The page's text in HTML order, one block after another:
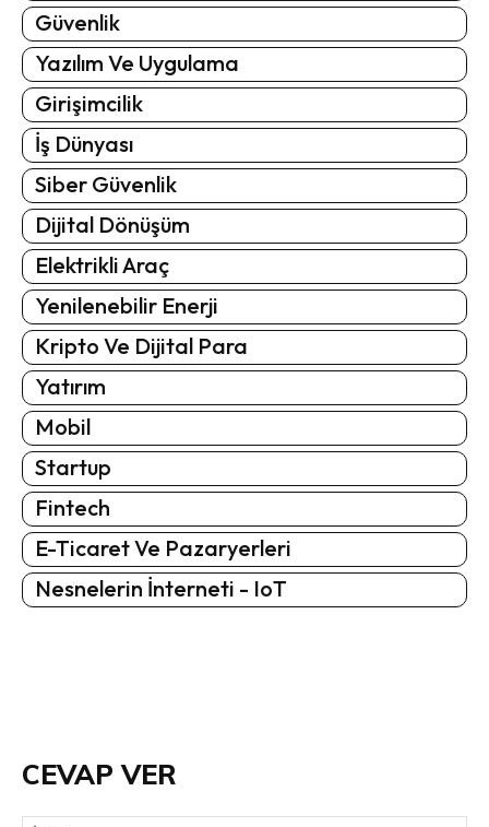
Güvenlik
Yazılım Ve Uygulama
Girişimcilik
İş Dünyası
Siber Güvenlik
Dijital Dönüşüm
Elektrikli Araç
Yenilenebilir Enerji
Kripto Ve Dijital Para
Yatırım
Mobil
Startup
Fintech
E-Ticaret Ve Pazaryerleri
Nesnelerin İnterneti - IoT
CEVAP VER